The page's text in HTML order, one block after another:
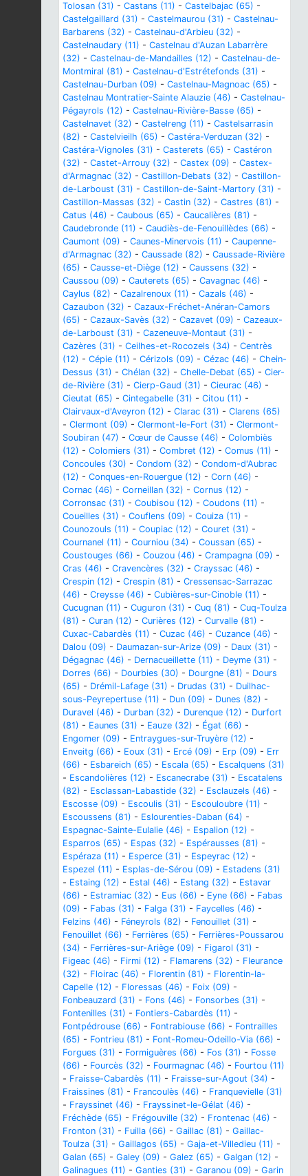
Tolosan (31) - Castans (11) - Castelbajac (65) -
Castelgaillard (31) - Castelmaurou (31) - Castelnau-
Barbarens (32) - Castelnau-d'Arbieu (32) -
Castelnaudary (11) - Castelnau d'Auzan Labarrère
(32) - Castelnau-de-Mandailles (12) - Castelnau-de-
Montmiral (81) - Castelnau-d'Estrétefonds (31) -
Castelnau-Durban (09) - Castelnau-Magnoac (65) -
Castelnau Montratier-Sainte Alauzie (46) - Castelnau-
Pégayrols (12) - Castelnau-Rivière-Basse (65) -
Castelnavet (32) - Castelreng (11) - Castelsarrasin
(82) - Castelvieilh (65) - Castéra-Verduzan (32) -
Castéra-Vignoles (31) - Casterets (65) - Castéron
(32) - Castet-Arrouy (32) - Castex (09) - Castex-
d'Armagnac (32) - Castillon-Debats (32) - Castillon-
de-Larboust (31) - Castillon-de-Saint-Martory (31) -
Castillon-Massas (32) - Castin (32) - Castres (81) -
Catus (46) - Caubous (65) - Caucalières (81) -
Caudebronde (11) - Caudiès-de-Fenouillèdes (66) -
Caumont (09) - Caunes-Minervois (11) - Caupenne-
d'Armagnac (32) - Caussade (82) - Caussade-Rivière
(65) - Causse-et-Diège (12) - Caussens (32) -
Caussou (09) - Cauterets (65) - Cavagnac (46) -
Caylus (82) - Cazalrenoux (11) - Cazals (46) -
Cazaubon (32) - Cazaux-Fréchet-Anéran-Camors
(65) - Cazaux-Savès (32) - Cazavet (09) - Cazeaux-
de-Larboust (31) - Cazeneuve-Montaut (31) -
Cazères (31) - Ceilhes-et-Rocozels (34) - Centrès
(12) - Cépie (11) - Cérizols (09) - Cézac (46) - Chein-
Dessus (31) - Chélan (32) - Chelle-Debat (65) - Cier-
de-Rivière (31) - Cierp-Gaud (31) - Cieurac (46) -
Cieutat (65) - Cintegabelle (31) - Citou (11) -
Clairvaux-d'Aveyron (12) - Clarac (31) - Clarens (65)
- Clermont (09) - Clermont-le-Fort (31) - Clermont-
Soubiran (47) - Cœur de Causse (46) - Colombiès
(12) - Colomiers (31) - Combret (12) - Comus (11) -
Concoules (30) - Condom (32) - Condom-d'Aubrac
(12) - Conques-en-Rouergue (12) - Corn (46) -
Cornac (46) - Corneillan (32) - Cornus (12) -
Corronsac (31) - Coubisou (12) - Coudons (11) -
Coueilles (31) - Couflens (09) - Couiza (11) -
Counozouls (11) - Coupiac (12) - Couret (31) -
Cournanel (11) - Courniou (34) - Coussan (65) -
Coustouges (66) - Couzou (46) - Crampagna (09) -
Cras (46) - Cravencères (32) - Crayssac (46) -
Crespin (12) - Crespin (81) - Cressensac-Sarrazac
(46) - Creysse (46) - Cubières-sur-Cinoble (11) -
Cucugnan (11) - Cuguron (31) - Cuq (81) - Cuq-Toulza
(81) - Curan (12) - Curières (12) - Curvalle (81) -
Cuxac-Cabardès (11) - Cuzac (46) - Cuzance (46) -
Dalou (09) - Daumazan-sur-Arize (09) - Daux (31) -
Dégagnac (46) - Dernacueillette (11) - Deyme (31) -
Dorres (66) - Dourbies (30) - Dourgne (81) - Dours
(65) - Drémil-Lafage (31) - Drudas (31) - Duilhac-
sous-Peyrepertuse (11) - Dun (09) - Dunes (82) -
Duravel (46) - Durban (32) - Durenque (12) - Durfort
(81) - Eaunes (31) - Eauze (32) - Égat (66) -
Engomer (09) - Entraygues-sur-Truyère (12) -
Enveitg (66) - Eoux (31) - Ercé (09) - Erp (09) - Err
(66) - Esbareich (65) - Escala (65) - Escalquens (31)
- Escandolières (12) - Escanecrabe (31) - Escatalens
(82) - Esclassan-Labastide (32) - Esclauzels (46) -
Escosse (09) - Escoulis (31) - Escouloubre (11) -
Escoussens (81) - Eslourenties-Daban (64) -
Espagnac-Sainte-Eulalie (46) - Espalion (12) -
Esparros (65) - Espas (32) - Espérausses (81) -
Espéraza (11) - Esperce (31) - Espeyrac (12) -
Espezel (11) - Esplas-de-Sérou (09) - Estadens (31)
- Estaing (12) - Estal (46) - Estang (32) - Estavar
(66) - Estramiac (32) - Eus (66) - Eyne (66) - Fabas
(09) - Fabas (31) - Falga (31) - Faycelles (46) -
Felzins (46) - Féneyrols (82) - Fenouillet (31) -
Fenouillet (66) - Ferrières (65) - Ferrières-Poussarou
(34) - Ferrières-sur-Ariège (09) - Figarol (31) -
Figeac (46) - Firmi (12) - Flamarens (32) - Fleurance
(32) - Floirac (46) - Florentin (81) - Florentin-la-
Capelle (12) - Floressas (46) - Foix (09) -
Fonbeauzard (31) - Fons (46) - Fonsorbes (31) -
Fontenilles (31) - Fontiers-Cabardès (11) -
Fontpédrouse (66) - Fontrabiouse (66) - Fontrailles
(65) - Fontrieu (81) - Font-Romeu-Odeillo-Via (66) -
Forgues (31) - Formiguères (66) - Fos (31) - Fosse
(66) - Fourcès (32) - Fourmagnac (46) - Fourtou (11)
- Fraisse-Cabardès (11) - Fraisse-sur-Agout (34) -
Fraissines (81) - Francoulès (46) - Franquevielle (31)
- Frayssinet (46) - Frayssinet-le-Gélat (46) -
Fréchède (65) - Frégouville (32) - Frontenac (46) -
Fronton (31) - Fuilla (66) - Gaillac (81) - Gaillac-
Toulza (31) - Gaillagos (65) - Gaja-et-Villedieu (11) -
Galan (65) - Galey (09) - Galez (65) - Galgan (12) -
Galinagues (11) - Ganties (31) - Garanou (09) - Garin